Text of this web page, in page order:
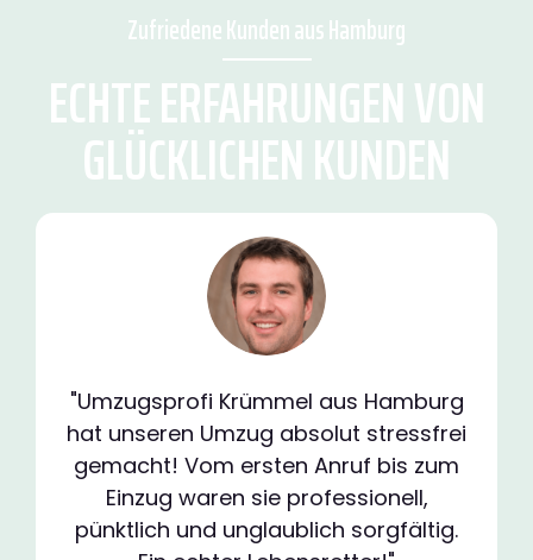
Zufriedene Kunden aus Hamburg
ECHTE ERFAHRUNGEN VON
GLÜCKLICHEN KUNDEN
"Umzugsprofi Krümmel aus Hamburg
hat unseren Umzug absolut stressfrei
gemacht! Vom ersten Anruf bis zum
Einzug waren sie professionell,
pünktlich und unglaublich sorgfältig.